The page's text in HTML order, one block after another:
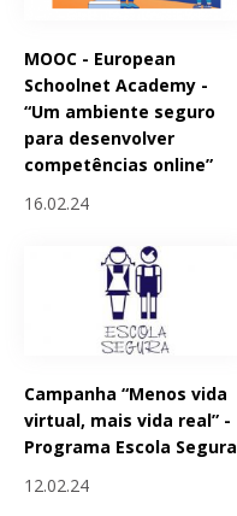
MOOC - European
Schoolnet Academy -
“Um ambiente seguro
para desenvolver
competências online”
16.02.24
Campanha “Menos vida
virtual, mais vida real” -
Programa Escola Segura
12.02.24